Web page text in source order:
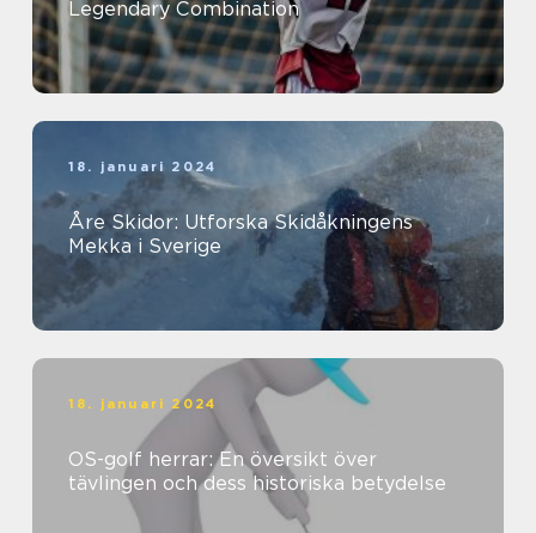
Legendary Combination
18. januari 2024
Åre Skidor: Utforska Skidåkningens
Mekka i Sverige
18. januari 2024
OS-golf herrar: En översikt över
tävlingen och dess historiska betydelse